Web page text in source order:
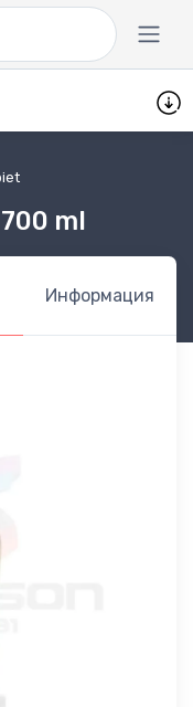
ml
Информация